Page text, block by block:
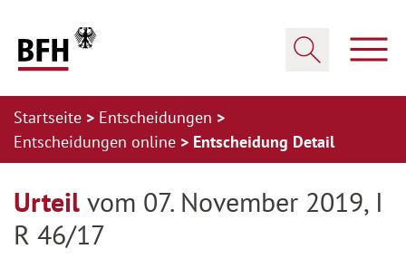
Startseite
Entscheidungen
Entscheidungen online
Entscheidung Detail
Urteil vom 07. November 2019, I
R 46/17